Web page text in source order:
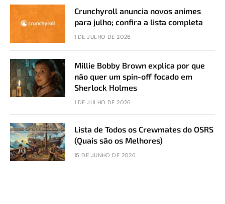
Crunchyroll anuncia novos animes
para julho; confira a lista completa
1 DE JULHO DE 2026
Millie Bobby Brown explica por que
não quer um spin-off focado em
Sherlock Holmes
1 DE JULHO DE 2026
Lista de Todos os Crewmates do OSRS
(Quais são os Melhores)
15 DE JUNHO DE 2026